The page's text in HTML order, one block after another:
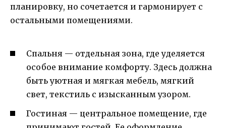
планировку, но сочетается и гармонирует с
остальными помещениями.
Спальня — отдельная зона, где уделяется
особое внимание комфорту. Здесь должна
быть уютная и мягкая мебель, мягкий
свет, текстиль с изысканным узором.
Гостиная — центральное помещение, где